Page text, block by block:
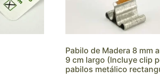
Pabilo de Madera 8 mm
9 cm largo (Incluye clip
pabilos metálico